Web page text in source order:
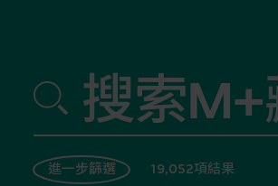
搜索M+
進一步篩選 19,052項結果